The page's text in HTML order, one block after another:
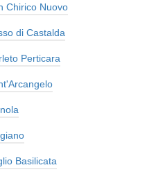
Chirico Nuovo
di Castalda
Perticara
Basilicata